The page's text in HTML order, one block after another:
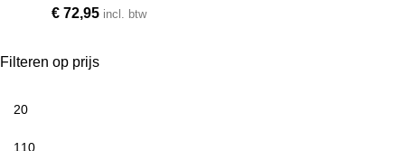
€ 72,95 incl. btw
Filteren op prijs